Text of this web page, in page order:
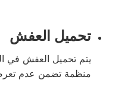
تحميل العفش
يتم تحميل العفش في
منظمة تضمن عدم